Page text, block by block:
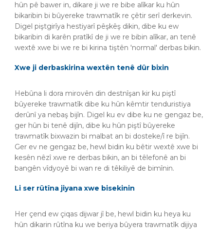
hûn pê bawer in, dikare ji we re bibe alîkar ku hûn
bikaribin bi bûyereke trawmatîk re çêtir serî derkevin.
Digel piştgirîya hestiyarî pêşkêş dikin, dibe ku ew
bikaribin di karên pratîkî de ji we re bibin alîkar, an tenê
wextê xwe bi we re bi kirina tiştên 'normal' derbas bikin.
Xwe ji derbaskirina wextên tenê dûr bixin
Hebûna li dora mirovên din destnîşan kir ku piştî
bûyereke trawmatîk dibe ku hûn kêmtir tenduristiya
derûnî ya nebaş bijîn. Digel ku ev dibe ku ne gengaz be,
ger hûn bi tenê dijîn, dibe ku hûn piştî bûyereke
trawmatîk bixwazin bi malbat an bi dosteke/î re bijîn.
Ger ev ne gengaz be, hewl bidin ku bêtir wextê xwe bi
kesên nêzî xwe re derbas bikin, an bi têlefonê an bi
bangên vîdyoyê bi wan re di têkiliyê de bimînin.
Li ser rûtîna jiyana xwe bisekinin
Her çend ew çiqas dijwar jî be, hewl bidin ku heya ku
hûn dikarin rûtîna ku we beriya bûyera trawmatîk dijiya